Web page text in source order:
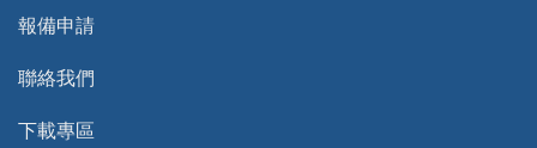
報備申請
聯絡我們
下載專區